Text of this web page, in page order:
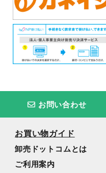
お問い合わせ
お買い物ガイド
卸売ドットコムとは
ご利用案内